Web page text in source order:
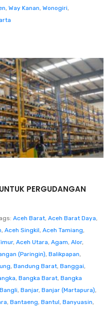
, Way Kanan, Wonogiri,
PERGUDANGAN
Aceh Barat, Aceh Barat Daya,
, Aceh Singkil, Aceh Tamiang,
, Aceh Utara, Agam, Alor,
(Paringin), Balikpapan,
, Bandung Barat, Banggai,
, Bangka Barat, Bangka
Bangli, Banjar, Banjar (Martapura),
, Bantaeng, Bantul, Banyuasin,